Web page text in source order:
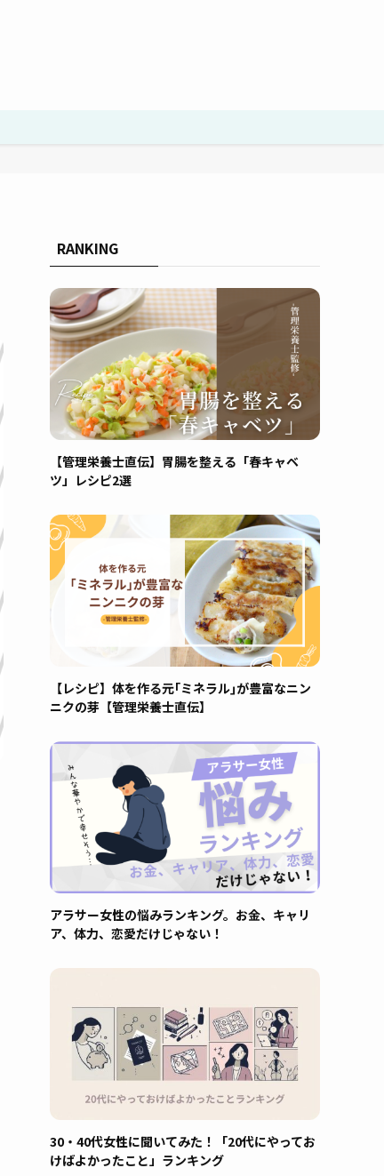
RANKING
【管理栄養士直伝】胃腸を整える「春キャベ
ツ」レシピ2選
【レシピ】体を作る元｢ミネラル｣が豊富なニン
ニクの芽【管理栄養士直伝】
アラサー女性の悩みランキング。お金、キャリ
ア、体力、恋愛だけじゃない！
30・40代女性に聞いてみた！「20代にやってお
けばよかったこと」ランキング